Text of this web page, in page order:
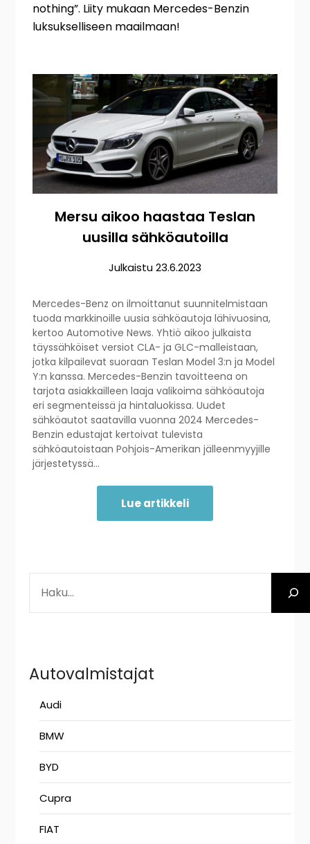
nothing”. Liity mukaan Mercedes-Benzin
luksukselliseen maailmaan!
Mersu aikoo haastaa Teslan
uusilla sähköautoilla
Julkaistu23.6.2023
Mercedes-Benz on ilmoittanut suunnitelmistaan
tuoda markkinoille uusia sähköautoja lähivuosina,
kertoo Automotive News. Yhtiö aikoo julkaista
täyssähköiset versiot CLA- ja GLC-malleistaan,
jotka kilpailevat suoraan Teslan Model 3:n ja Model
Y:n kanssa. Mercedes-Benzin tavoitteena on
tarjota asiakkailleen laaja valikoima sähköautoja
eri segmenteissä ja hintaluokissa. Uudet
sähköautot saatavilla vuonna 2024 Mercedes-
Benzin edustajat kertoivat tulevista
sähköautoistaan Pohjois-Amerikan jälleenmyyjille
järjestetyssä…
Lue artikkeli
Autovalmistajat
Audi
BMW
BYD
Cupra
FIAT